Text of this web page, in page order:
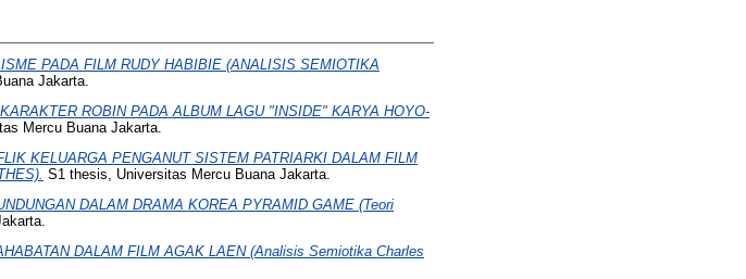
PADA FILM RUDY HABIBIE (ANALISIS SEMIOTIKA
Jakarta.
ROBIN PADA ALBUM LAGU "INSIDE" KARYA HOYO-
Mercu Buana Jakarta.
KELUARGA PENGANUT SISTEM PATRIARKI DALAM FILM
S1 thesis, Universitas Mercu Buana Jakarta.
DALAM DRAMA KOREA PYRAMID GAME (Teori
DALAM FILM AGAK LAEN (Analisis Semiotika Charles